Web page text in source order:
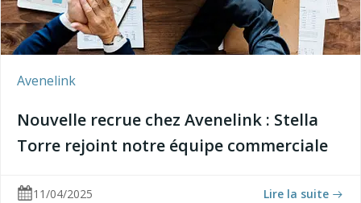
Avenelink
Nouvelle recrue chez Avenelink : Stella
Torre rejoint notre équipe commerciale
11/04/2025 Lire la suite